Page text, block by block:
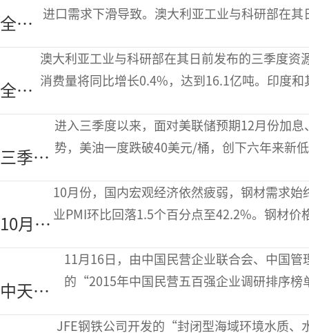
全球
冶金
出口
展望
进口需求下滑导致。澳大利亚工业与科研部在
闭，同时需求也将开始回升。 冶金煤价格走势
均离岸价为92美元/吨，同比下跌20%。2015年
全球
粗钢
和消
望
澳大利亚工业与科研部在其日前发布的三季度资
消费量将同比增长0.4%，达到16.1亿吨。印度
1.0%，降至16.4亿吨，主要是由于中国、日本
年，全球粗钢产量受到中国产量下滑的影响，然
三季度
我国钢
弱势程
期
进入三季度以来，面对美联储预期12月份加
势，美油一度跌破40美元/桶，创下六年来新
以来的下跌态势，7月下旬在淡季钢厂检修、
经销商和工地提前备货，使得钢价出现一波
10月份
需求减
料价格
10月份，国内宏观经济依然疲弱，钢材需求
业PMI环比回落1.5个百分点至42.2%。钢材
续疲弱下行。11月份受北方建筑用钢需求萎
钢厂减产现象明显，铁矿石等原燃料需求必
中天钢
铁加快
11月16日，由中国民营企业联合会、中国
的“2015年中国民营五百强企业调研排序
方针，加快转型升级和产品结构调整步伐的
JFE钢铁公司开发的“封闭型海域环境水质